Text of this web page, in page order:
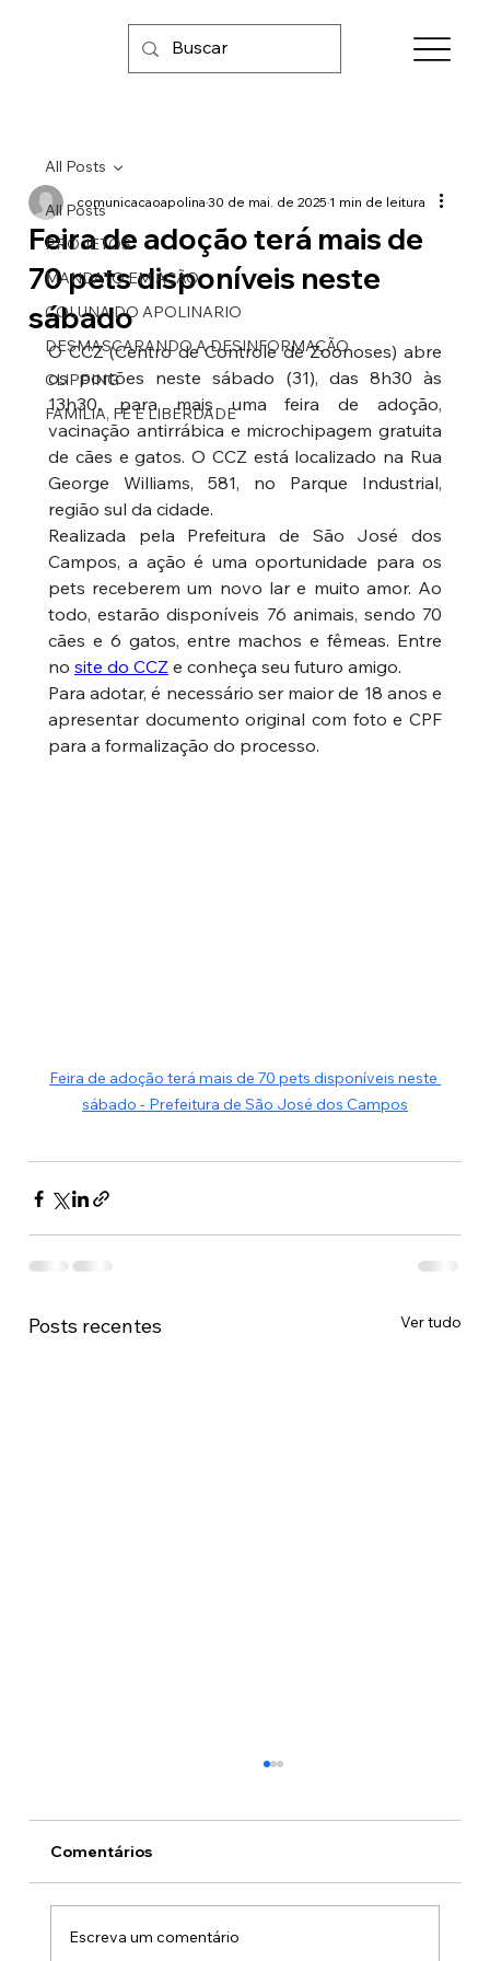
All Posts
PROJETOS
MANDATO EM AÇÃO
COLUNA DO APOLINARIO
DESMASCARANDO A DESINFORMAÇÃO
CLIPPING
FAMÍLIA, FÉ E LIBERDADE
All Posts
Feira de adoção terá mais de
70 pets disponíveis neste
sábado
comunicacaoapolina30 de mai. de 20251 min de leitura
O CCZ (Centro de Controle de Zoonoses) abre
os portões neste sábado (31), das 8h30 às
13h30, para mais uma feira de adoção,
vacinação antirrábica e microchipagem gratuita
de cães e gatos. O CCZ está localizado na Rua
George Williams, 581, no Parque Industrial,
região sul da cidade.
Realizada pela Prefeitura de São José dos
Campos, a ação é uma oportunidade para os
pets receberem um novo lar e muito amor. Ao
todo, estarão disponíveis 76 animais, sendo 70
cães e 6 gatos, entre machos e fêmeas. Entre
no site do CCZ e conheça seu futuro amigo.
Para adotar, é necessário ser maior de 18 anos e
apresentar documento original com foto e CPF
para a formalização do processo.
Feira de adoção terá mais de 70 pets disponíveis neste
sábado - Prefeitura de São José dos Campos
Posts recentes Ver tudo
O preço do crime
Comentários
Escreva um comentário